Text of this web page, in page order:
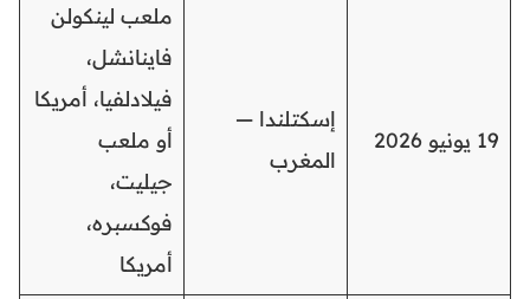
19 يونيو 2026
إسكتلندا —
المغرب
ملعب لينكولن
فاينانشل،
فيلادلفيا، أمريكا
أو ملعب
جيليت،
فوكسبره،
أمريكا